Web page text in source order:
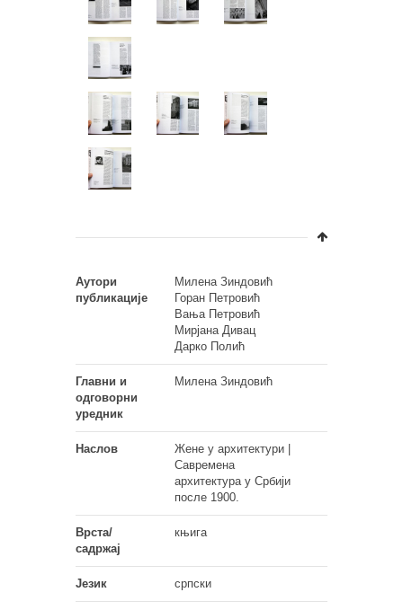
Аутори
публикације
Милена Зиндовић
Горан Петровић
Вања Петровић
Мирјана Дивац
Дарко Полић
Главни и
одговорни
уредник
Милена Зиндовић
Наслов
Жене у архитектури |
Савремена
архитектура у Србији
после 1900.
Врста/
садржај
књига
Језик српски